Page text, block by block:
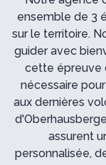
ensemble de 3
sur le territoire.
guider avec
cette épreuve
nécessaire
aux dernières
assurent
personnalisée,